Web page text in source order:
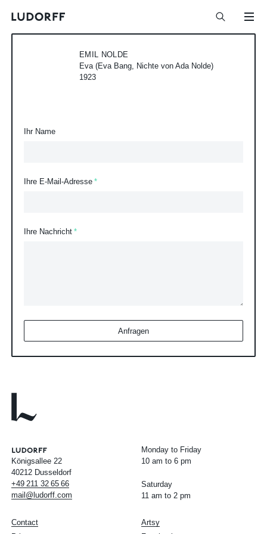
EMIL NOLDE
Eva (Eva Bang, Nichte von Ada Nolde)
1923
Ihr Name
Ihre E-Mail-Adresse
Ihre Nachricht
Anfragen
Königsallee 22
40212 Dusseldorf
+49 211 32 65 66
mail@ludorff.com
Monday to Friday
10 am to 6 pm
Saturday
11 am to 2 pm
Artsy
Contact